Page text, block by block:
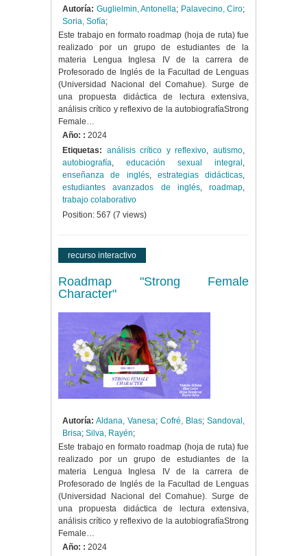
Autoría: Guglielmin, Antonella; Palavecino, Ciro;
Soria, Sofía;
Este trabajo en formato roadmap (hoja de ruta) fue
realizado por un grupo de estudiantes de la
materia Lengua Inglesa IV de la carrera de
Profesorado de Inglés de la Facultad de Lenguas
(Universidad Nacional del Comahue). Surge de
una propuesta didáctica de lectura extensiva,
análisis crítico y reflexivo de la autobiografíaStrong
Female…
Año: : 2024
Etiquetas: análisis crítico y reflexivo,autismo,
autobiografía, educación sexual integral ,
enseñanza de inglés, estrategias didácticas,
estudiantes avanzados de inglés, roadmap,
trabajo colaborativo
Position: 567 (7 views)
recurso interactivo
Roadmap "Strong Female
Character"
Autoría: Aldana, Vanesa; Cofré, Blas; Sandoval,
Brisa; Silva, Rayén;
Este trabajo en formato roadmap (hoja de ruta) fue
realizado por un grupo de estudiantes de la
materia Lengua Inglesa IV de la carrera de
Profesorado de Inglés de la Facultad de Lenguas
(Universidad Nacional del Comahue). Surge de
una propuesta didáctica de lectura extensiva,
análisis crítico y reflexivo de la autobiografíaStrong
Female…
Año: : 2024